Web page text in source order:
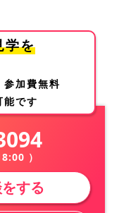
学を
加費無料
能です
）
する